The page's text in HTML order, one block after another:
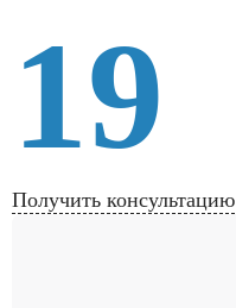
19
Получить консультацию